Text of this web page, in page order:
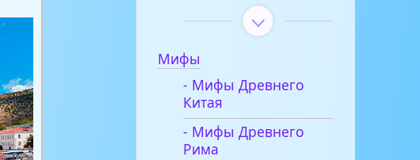
Мифы
- Мифы Древнего
Китая
- Мифы Древнего
Рима